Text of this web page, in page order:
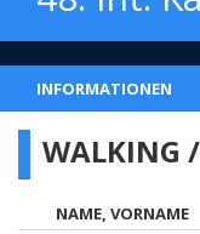
INFORMATIONEN
WALKING
NAME, VORNAME